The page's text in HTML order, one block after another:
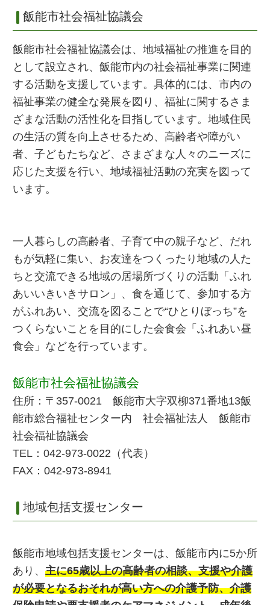
飯能市社会福祉協議会
飯能市社会福祉協議会は、地域福祉の推進を目的
として設立され、飯能市内の社会福祉事業に関連
する活動を支援しています。具体的には、市内の
福祉事業の健全な発展を図り、福祉に関するさま
ざまな活動の活性化を目指しています。地域住民
の生活の質を向上させるため、高齢者や障がい
者、子どもたちなど、さまざまな人々のニーズに
応じた支援を行い、地域福祉活動の充実を図って
います。
一人暮らしの高齢者、子育て中の親子など、だれ
もが気軽に集い、お友達をつくったり地域の人た
ちと交流できる地域の居場所づくりの活動「ふれ
あいいきいきサロン」、食を通じて、参加する方
がふれあい、交流を図ることで“ひとりぼっち”を
つくらないことを目的にした会食会「ふれあい昼
食会」などを行っています。
飯能市社会福祉協議会
住所：〒357-0021 飯能市大字双柳371番地13飯
能市総合福祉センター内 社会福祉法人 飯能市
社会福祉協議会
TEL：042-973-0022（代表）
FAX：042-973-8941
地域包括支援センター
飯能市地域包括支援センターは、飯能市内に5か所
あり、 主に65歳以上の高齢者の相談、支援や介護
が必要となるおそれが高い方への介護予防、介護